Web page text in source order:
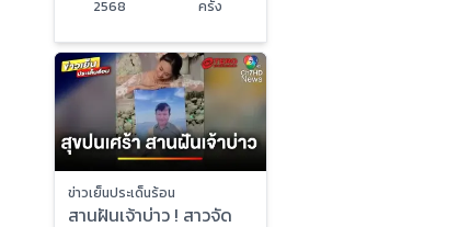
“ที่ดินผืนเดียว”
2568
ครั้ง
ข่าวเย็นประเด็นร้อน
สานฝันเจ้าบ่าว ! สาวจัด